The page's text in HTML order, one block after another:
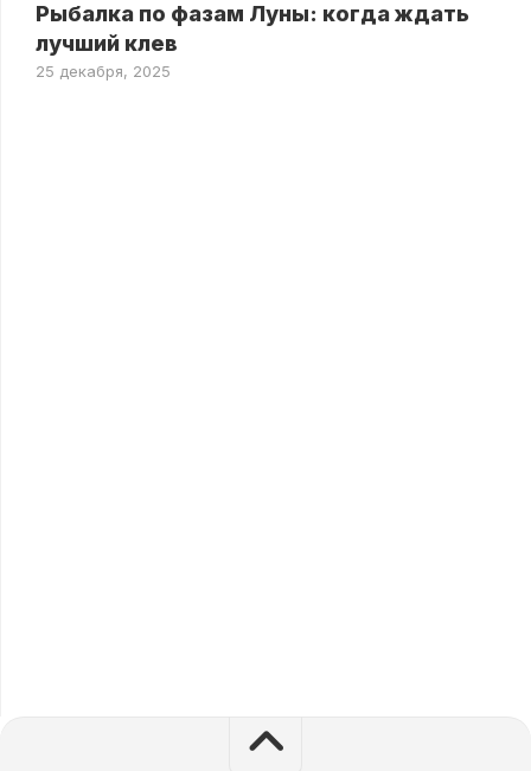
Рыбалка по фазам Луны: когда ждать
лучший клев
25 декабря, 2025